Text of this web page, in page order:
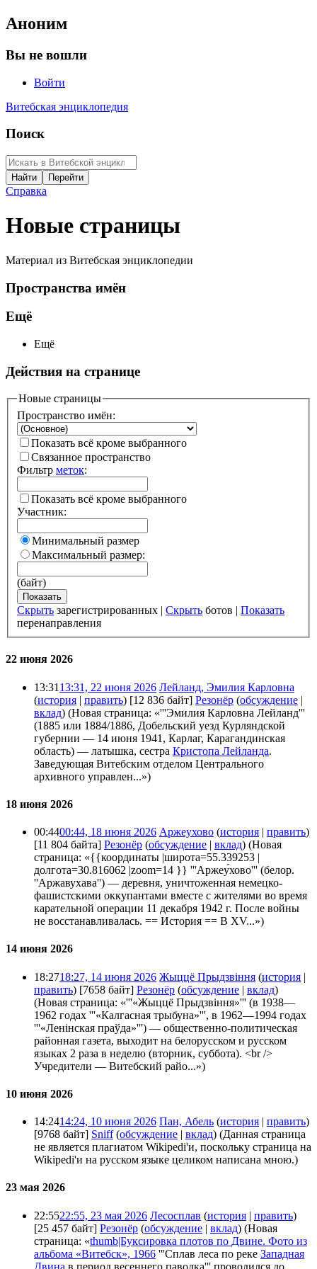
Аноним
Вы не вошли
Войти
Витебская энциклопедия
Поиск
Справка
Новые страницы
Материал из Витебская энциклопедии
Пространства имён
Ещё
Ещё
Действия на странице
Новые страницы
Пространство имён:
Показать всё кроме выбранного
Связанное пространство
Фильтр меток:
Показать всё кроме выбранного
Участник:
Минимальный размер
Максимальный размер:
(байт)
Показать
Скрыть зарегистрированных | Скрыть ботов | Показать
перенаправления
22 июня 2026
13:31 13:31, 22 июня 2026 Лейланд, Эмилия Карловна
(история | править) [12 836 байт] Резонёр (обсуждение |
вклад) (Новая страница: «'''Эмилия Карловна Лейланд'''
(1885 или 1884/1886, Добельский уезд Курляндской
губернии — 14 июня 1941, Карлаг, Карагандинская
область) — латышка, сестра Кристопа Лейланда.
Заведующая Витебским отделом Центрального
архивного управлен...»)
18 июня 2026
00:4400:44, 18 июня 2026 Аржеухово (история | править)
[11 804 байта] Резонёр (обсуждение | вклад) (Новая
страница: «{{координаты |широта=55.339253 |
долгота=30.816062 |zoom=14 }} '''Аржеу́хово''' (белор.
''Аржавухава'') — деревня, уничтоженная немецко-
фашистскими оккупантами вместе с жителями во время
карательной операции 11 декабря 1942 г. После войны
не восстанавливалась. == История == В XV...»)
14 июня 2026
18:2718:27, 14 июня 2026 Жыццё Прыдзвiння (история |
править) [7658 байт] Резонёр (обсуждение | вклад)
(Новая страница: «'''«Жыццё Прыдзвіння»''' (в 1938—
1962 годах '''«Калгасная трыбуна»''', в 1962—1994 годах
'''«Ленінская праўда»''') — общественно-политическая
районная газета, выходит на белорусском и русском
языках 2 раза в неделю (вторник, суббота). <br />
Учредители — Витебский райо...»)
10 июня 2026
14:2414:24, 10 июня 2026 Пан, Абель (история | править)
[9768 байт] Sniff (обсуждение | вклад) (Данная страница
не является плагиатом Wikipedi'и, поскольку страница на
Wikipedi'и на русском языке целиком написана мною.)
23 мая 2026
22:5522:55, 23 мая 2026 Лесосплав (история | править)
[25 457 байт] Резонёр (обсуждение | вклад) (Новая
страница: «thumb|Буксировка плотов по Двине. Фото из
альбома «Витебск», 1966 '''Сплав леса по реке Западная
Двина в период весеннего паводка''' проводился до